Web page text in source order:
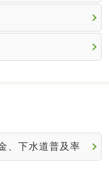
、下水道普及率